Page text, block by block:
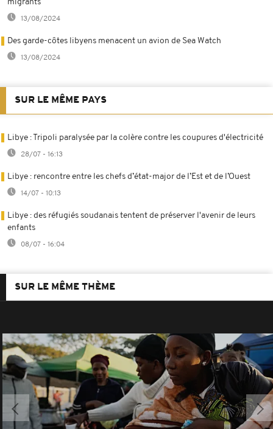
migrants
13/08/2024
Des garde-côtes libyens menacent un avion de Sea Watch
13/08/2024
SUR LE MÊME PAYS
Libye : Tripoli paralysée par la colère contre les coupures d'électricité
28/07 - 16:13
Libye : rencontre entre les chefs d’état-major de l’Est et de l’Ouest
14/07 - 10:13
Libye : des réfugiés soudanais tentent de préserver l'avenir de leurs
enfants
08/07 - 16:04
SUR LE MÊME THÈME